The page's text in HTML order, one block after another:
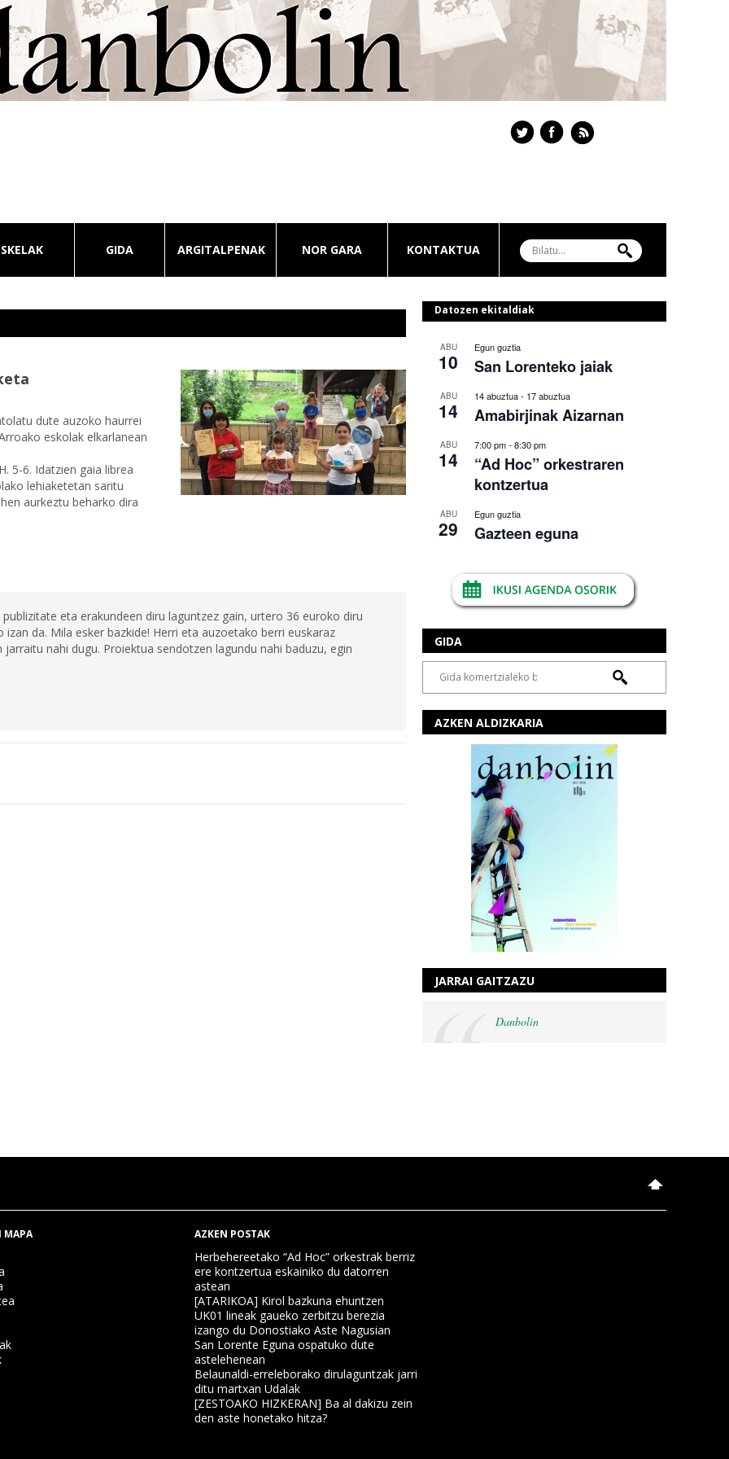
GIDA ARGITALPENAK NOR GARA KONTAKTUA
dute auzoko haurrei
eskolak elkarlanean
5-6. Idatzien gaia librea
lehiaketetan saritu
aurkeztu beharko dira
eta erakundeen diru laguntzez gain, urtero 36 euroko diru
da. Mila esker bazkide! Herri eta auzoetako berri euskaraz
nahi dugu. Proiektua sendotzen lagundu nahi baduzu, egin
Datozen ekitaldiak
ABU
10
Egun guztia
San Lorenteko jaiak
ABU
14
14 abuztua- 17 abuztua
Amabirjinak Aizarnan
ABU
14
7:00 pm- 8:30 pm
“Ad Hoc” orkestraren
kontzertua
ABU
29
Egun guztia
Gazteen eguna
GIDA
AZKEN ALDIZKARIA
JARRAI GAITZAZU
Danbolin
MAPA AZKEN POSTAK
Herbehereetako “Ad Hoc” orkestrak berriz
ere kontzertua eskainiko du datorren
astean
[ATARIKOA] Kirol bazkuna ehuntzen
UK01 lineak gaueko zerbitzu berezia
izango du Donostiako Aste Nagusian
San Lorente Eguna ospatuko dute
astelehenean
Belaunaldi-erreleborako dirulaguntzak jarri
ditu martxan Udalak
[ZESTOAKO HIZKERAN] Ba al dakizu zein
den aste honetako hitza?